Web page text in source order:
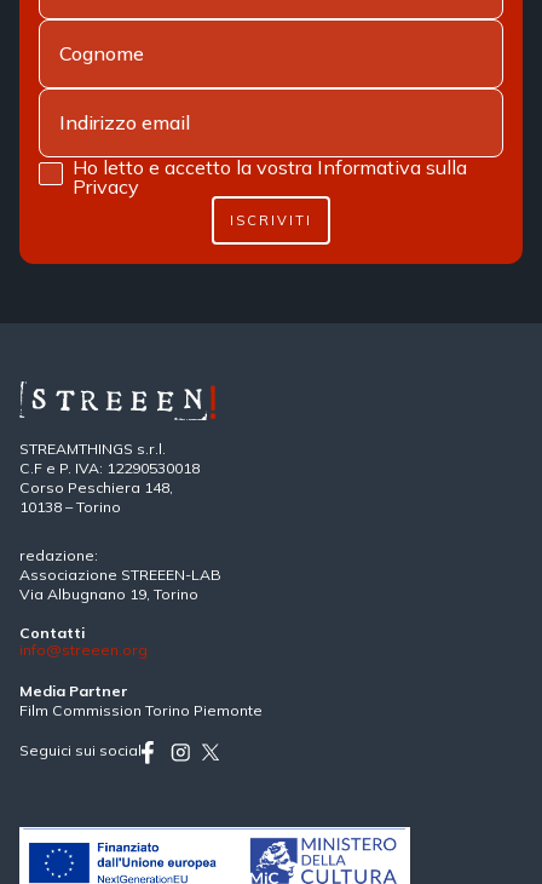
Ho letto e accetto la vostra Informativa sulla
Privacy
ISCRIVITI
STREAMTHINGS s.r.l.
C.F e P. IVA: 12290530018
Corso Peschiera 148,
10138 – Torino
redazione:
Associazione STREEEN-LAB
Via Albugnano 19, Torino
Contatti
info@streeen.org
Media Partner
Film Commission Torino Piemonte
Seguici sui social